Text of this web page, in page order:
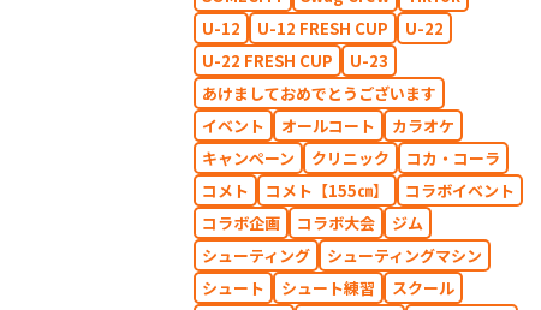
U-12
U-12 FRESH CUP
U-22
U-22 FRESH CUP
U-23
あけましておめでとうございます
イベント
オールコート
カラオケ
キャンペーン
クリニック
コカ・コーラ
コメト
コメト【155㎝】
コラボイベント
コラボ企画
コラボ大会
ジム
シューティング
シューティングマシン
シュート
シュート練習
スクール